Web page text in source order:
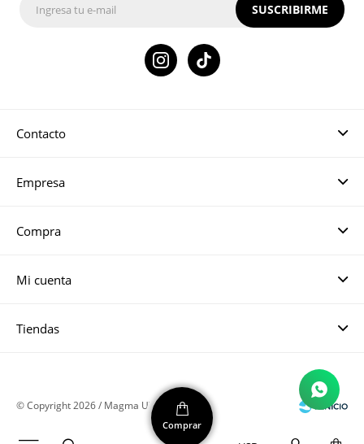
Contacto
Empresa
Compra
Mi cuenta
Tiendas
SUSCRIBIRME

© Copyright 2026 / Magma UY